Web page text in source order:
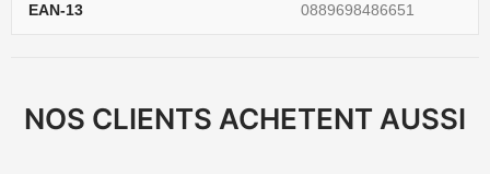
EAN-13 0889698486651
NOS CLIENTS ACHETENT AUSSI